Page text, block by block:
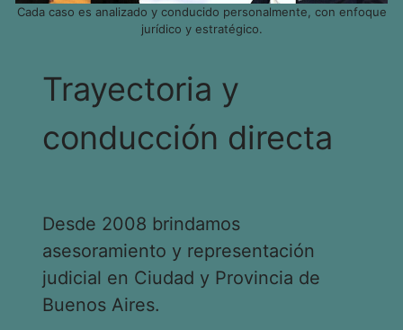
Cada caso es analizado y conducido personalmente, con enfoque
jurídico y estratégico.
Trayectoria y
conducción directa
Desde 2008 brindamos
asesoramiento y representación
judicial en Ciudad y Provincia de
Buenos Aires.